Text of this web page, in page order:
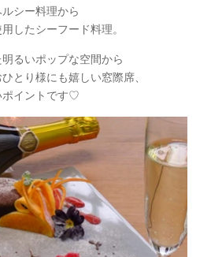
シー料理から
したシーフード料理。
るいポップな空間から
とり様にも嬉しい窓際席、
ポイントです♡